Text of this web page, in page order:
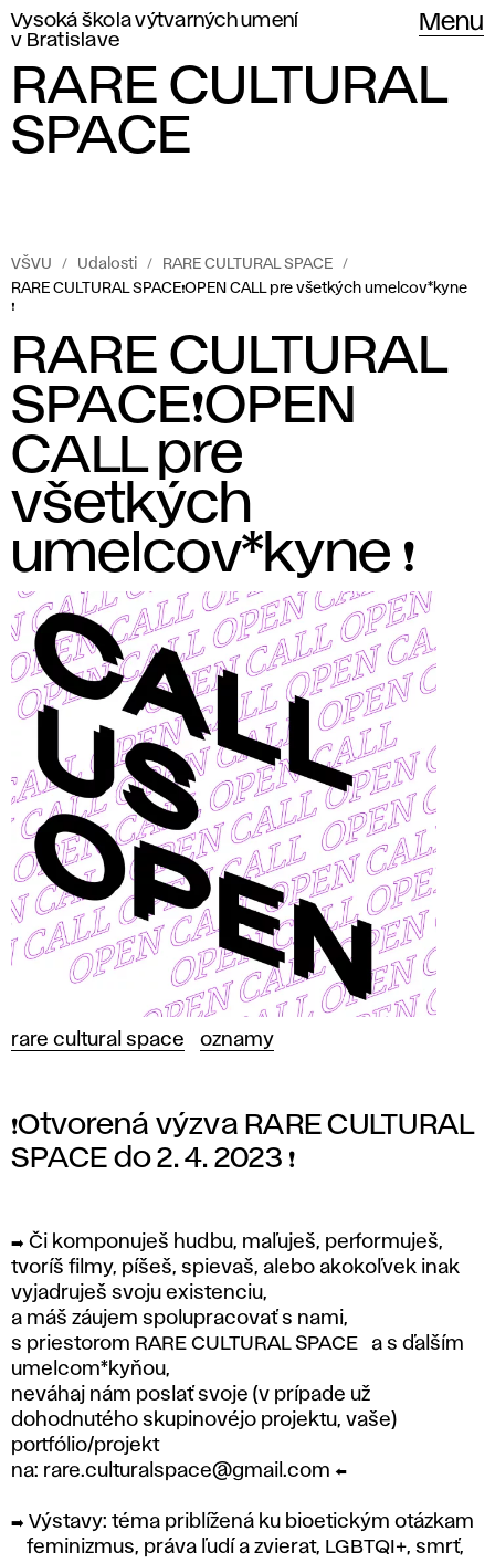
Vysoká škola výtvarných umení
v Bratislave
Menu
RARE CULTURAL
SPACE
VŠVU Udalosti
RARE CULTURAL SPACE
RARE CULTURAL SPACE❗️OPEN CALL pre všetkých umelcov*kyne
❗️
RARE CULTURAL
SPACE❗️OPEN
CALL pre
všetkých
umelcov*kyne ❗️
rare cultural space oznamy
❗️Otvorená výzva RARE CULTURAL
SPACE do 2. 4. 2023 ❗️
➡️ Či komponuješ hudbu, maľuješ, performuješ,
tvoríš filmy, píšeš, spievaš, alebo akokoľvek inak
vyjadruješ svoju existenciu,
a máš záujem spolupracovať s nami,
s priestorom RARE CULTURAL SPACE a s ďalším
umelcom*kyňou,
neváhaj nám poslať svoje (v prípade už
dohodnutého skupinovéjo projektu, vaše)
portfólio/projekt
na: rare.culturalspace@gmail.com ⬅️
➡️ Výstavy: téma priblížená ku bioetickým otázkam
~ feminizmus, práva ľudí a zvierat, LGBTQI+, smrť,